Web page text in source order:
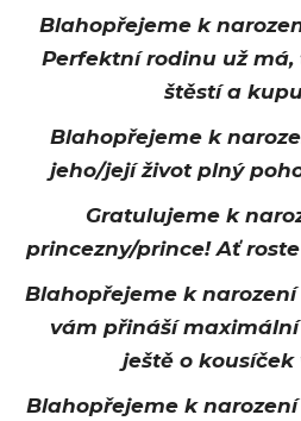
Blahopřejeme k
Perfektní rodinu už
štěstí a
Blahopřejeme k
jeho/její život plný
Gratulujeme k
princezny/prince! Ať
Blahopřejeme k
vám přináší
ještě o kousíček
Blahopřejeme k